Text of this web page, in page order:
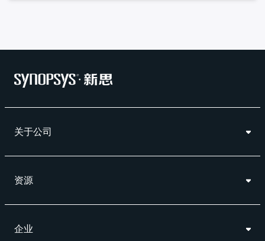
关于公司
资源
企业